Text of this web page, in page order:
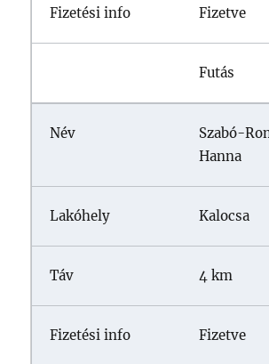
Fizetve
Futás
Szabó-
Hanna
Kalocsa
4 km
Fizetve